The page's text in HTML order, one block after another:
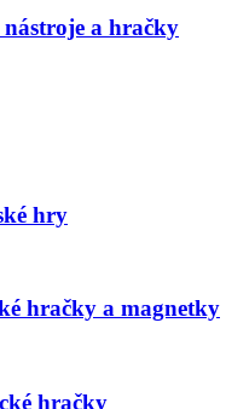
a hračky
hry
hračky a magnetky
hračky